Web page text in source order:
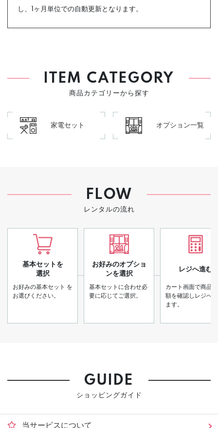
し、1ヶ月単位での自動更新となります。
ITEM CATEGORY
商品カテゴリーから探す
家電セット オプション一覧
FLOW
レンタルの流れ
基本セットを
選択
お好みの基本セット を
お選びください。
お好みのオプショ
ンを選択
基本セットに合わせ必
要に応じてご選択。
レジへ進む
カート画面で商品
額を確認しレジへ
ます。
GUIDE
ショッピングガイド
当サービスについて